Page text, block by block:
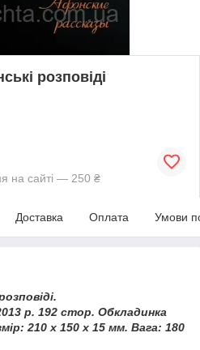
розповіді
на сайті — 250 ₴
Доставка Оплата Умови
р. 192 стор. Обкладинка
210 х 150 х 15 мм. Вага: 180